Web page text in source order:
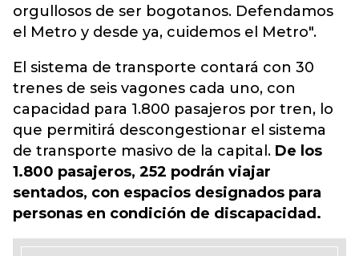
orgullosos de ser bogotanos. Defendamos
el Metro y desde ya, cuidemos el Metro".
El sistema de transporte contará con 30
trenes de seis vagones cada uno, con
capacidad para 1.800 pasajeros por tren, lo
que permitirá descongestionar el sistema
de transporte masivo de la capital. De los
1.800 pasajeros, 252 podrán viajar
sentados, con espacios designados para
personas en condición de discapacidad.